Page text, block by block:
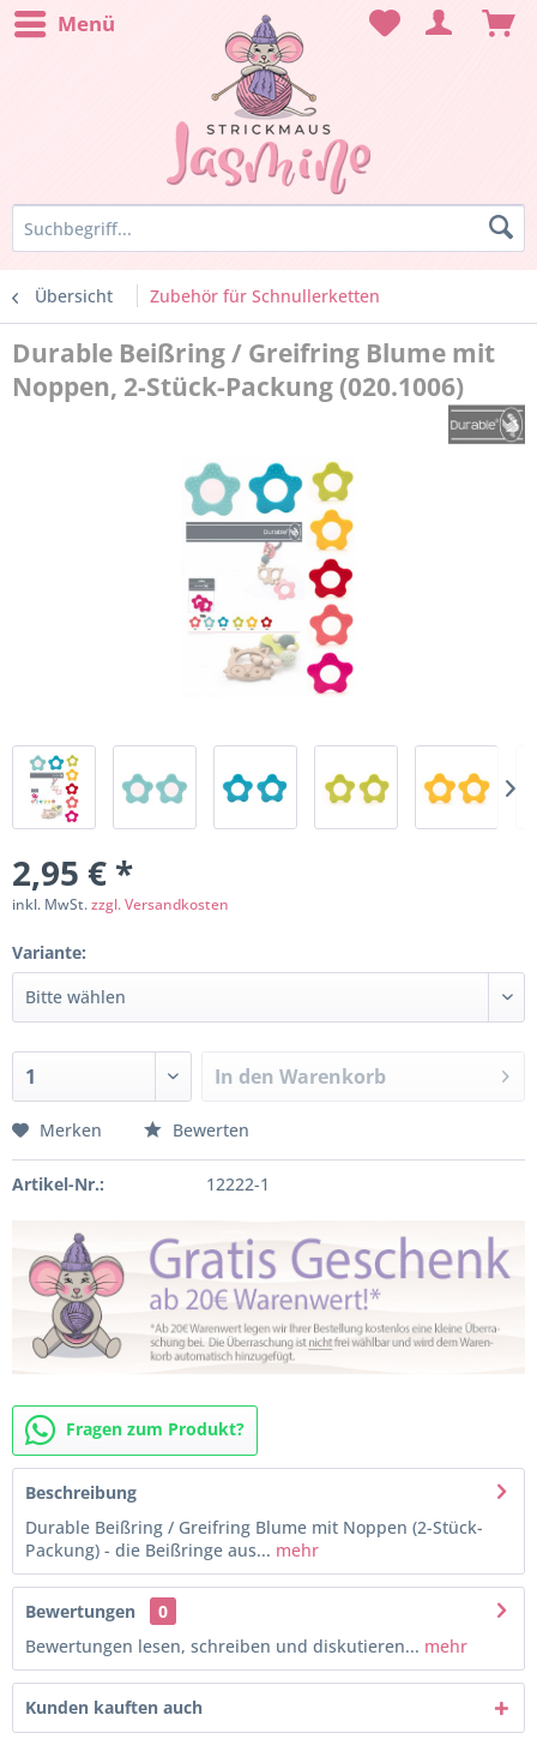
Menü
Übersicht Zubehör für Schnullerketten
Durable Beißring / Greifring Blume mit
Noppen, 2-Stück-Packung (020.1006)
2,95 € *
inkl. MwSt.zzgl. Versandkosten
Variante:
In den Warenkorb
Merken Bewerten
Artikel-Nr.: 12222-1
Fragen zum Produkt?
Beschreibung
Durable Beißring / Greifring Blume mit Noppen (2-Stück-
Packung) - die Beißringe aus... mehr
Bewertungen
0
Bewertungen lesen, schreiben und diskutieren... mehr
Kunden kauften auch